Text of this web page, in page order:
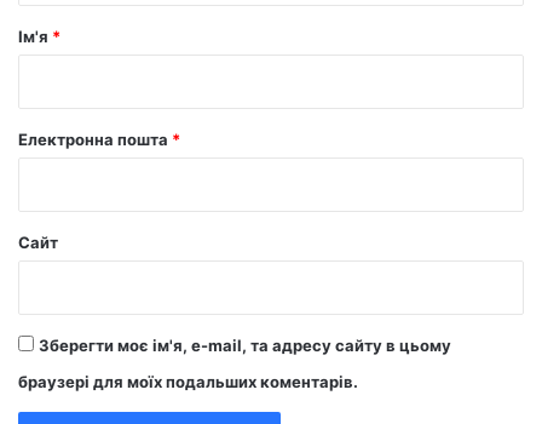
р
Ім'я *
Електронна пошта *
Сайт
Зберегти моє ім'я, e-mail, та адресу сайту в цьому
браузері для моїх подальших коментарів.